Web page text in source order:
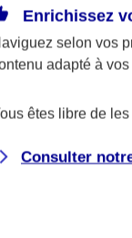
précédente
Enrichissez
selon vos
adapté à
êtes libre de
Consulter